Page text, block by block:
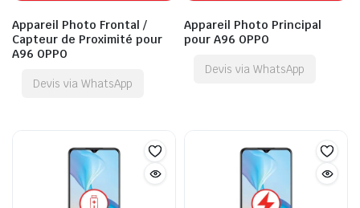
Appareil Photo Frontal /
Capteur de Proximité pour
A96 OPPO
Devis via WhatsApp
Appareil Photo Principal
pour A96 OPPO
Devis via WhatsApp